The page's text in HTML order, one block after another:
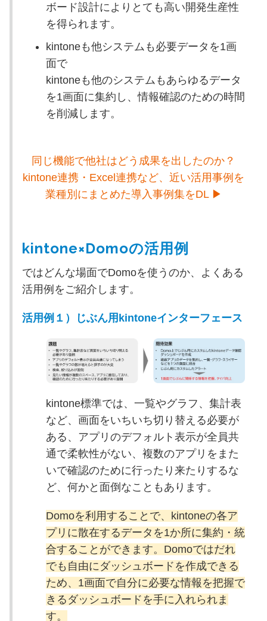
ボード設計によりとても高い開発生産性
を得られます。
kintoneも他システムも必要データを1画
面で
kintoneも他のシステムもあらゆるデータ
を1画面に集約し、情報確認のための時間
を削減します。
同じ機能で他社はどう成果を出したのか？
kintone連携・Excel連携など、近い活用事例を
業種別にまとめた導入事例集をDL ▶
kintone×Domoの活用例
ではどんな場面でDomoを使うのか、よくある
活用例をご紹介します。
活用例１）じぶん用kintoneインターフェース
kintone標準では、一覧やグラフ、集計表
など、画面をいちいち切り替える必要が
ある、アプリのデフォルト表示が全員共
通で柔軟性がない、複数のアプリをまた
いで確認のために行ったり来たりするな
ど、何かと面倒なこともあります。
Domoを利用することで、kintoneの各ア
プリに散在するデータを1か所に集約・統
合することができます。Domoではだれ
でも自由にダッシュボードを作成できる
ため、1画面で自分に必要な情報を把握で
きるダッシュボードを手に入れられま
す。